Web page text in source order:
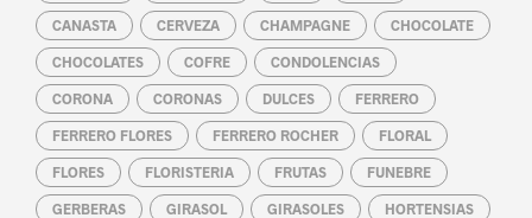
CANASTA CERVEZA CHAMPAGNE CHOCOLATE
CHOCOLATES COFRE CONDOLENCIAS
CORONA CORONAS DULCES FERRERO
FERRERO FLORES FERRERO ROCHER FLORAL
FLORES FLORISTERIA FRUTAS FUNEBRE
GERBERAS GIRASOL GIRASOLES HORTENSIAS